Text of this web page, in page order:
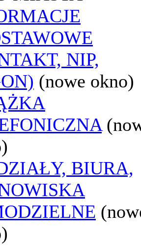
NIP,
(nowe okno)
BIURA,